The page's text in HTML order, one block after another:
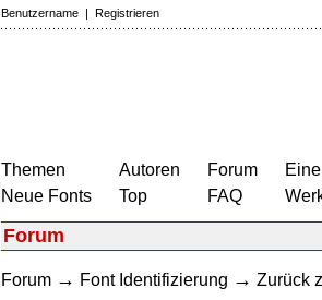
Benutzername | Registrieren
Themen
Neue Fonts
Autoren
Top
Forum
FAQ
Forum
Forum → Font Identifizierung → Zurück